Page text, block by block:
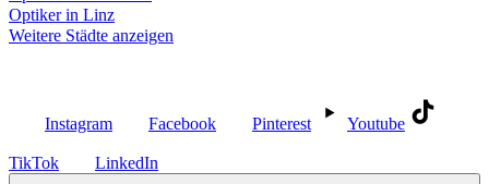
Optiker in Linz
Weitere Städte anzeigen
Instagram Facebook Pinterest Youtube
TikTok LinkedIn